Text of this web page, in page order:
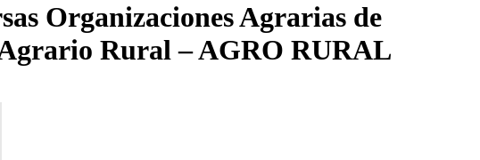
Organizaciones Agrarias de
Rural – AGRO RURAL